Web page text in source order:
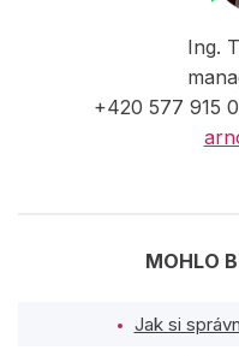
Ing.
+420 577 915
MOHLO
Jak si